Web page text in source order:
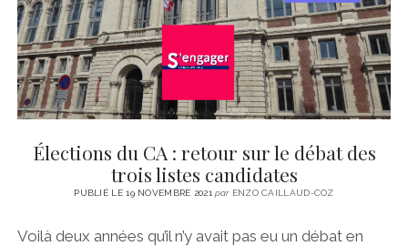
Élections du CA : retour sur le débat des
trois listes candidates
PUBLIÉ LE 19 NOVEMBRE 2021parENZO CAILLAUD-COZ
Voilà deux années qu’il n’y avait pas eu un débat en